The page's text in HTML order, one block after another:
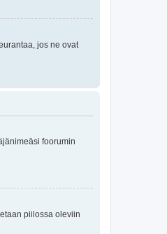
jos ne ovat
foorumin
piilossa oleviin